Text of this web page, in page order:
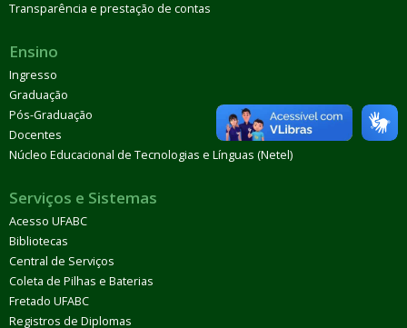
Transparência e prestação de contas
Ensino
Ingresso
Graduação
Pós-Graduação
Docentes
Núcleo Educacional de Tecnologias e Línguas (Netel)
Serviços e Sistemas
Acesso UFABC
Bibliotecas
Central de Serviços
Coleta de Pilhas e Baterias
Fretado UFABC
Registros de Diplomas